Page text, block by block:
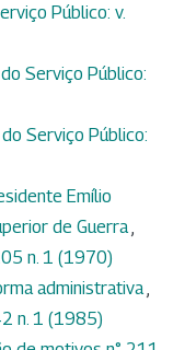
Público: v.
Serviço Público:
Serviço Público:
Emílio
de Guerra
n. 1 (1970)
administrativa
n. 1 (1985)